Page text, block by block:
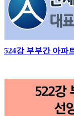
524강 부부간 아파